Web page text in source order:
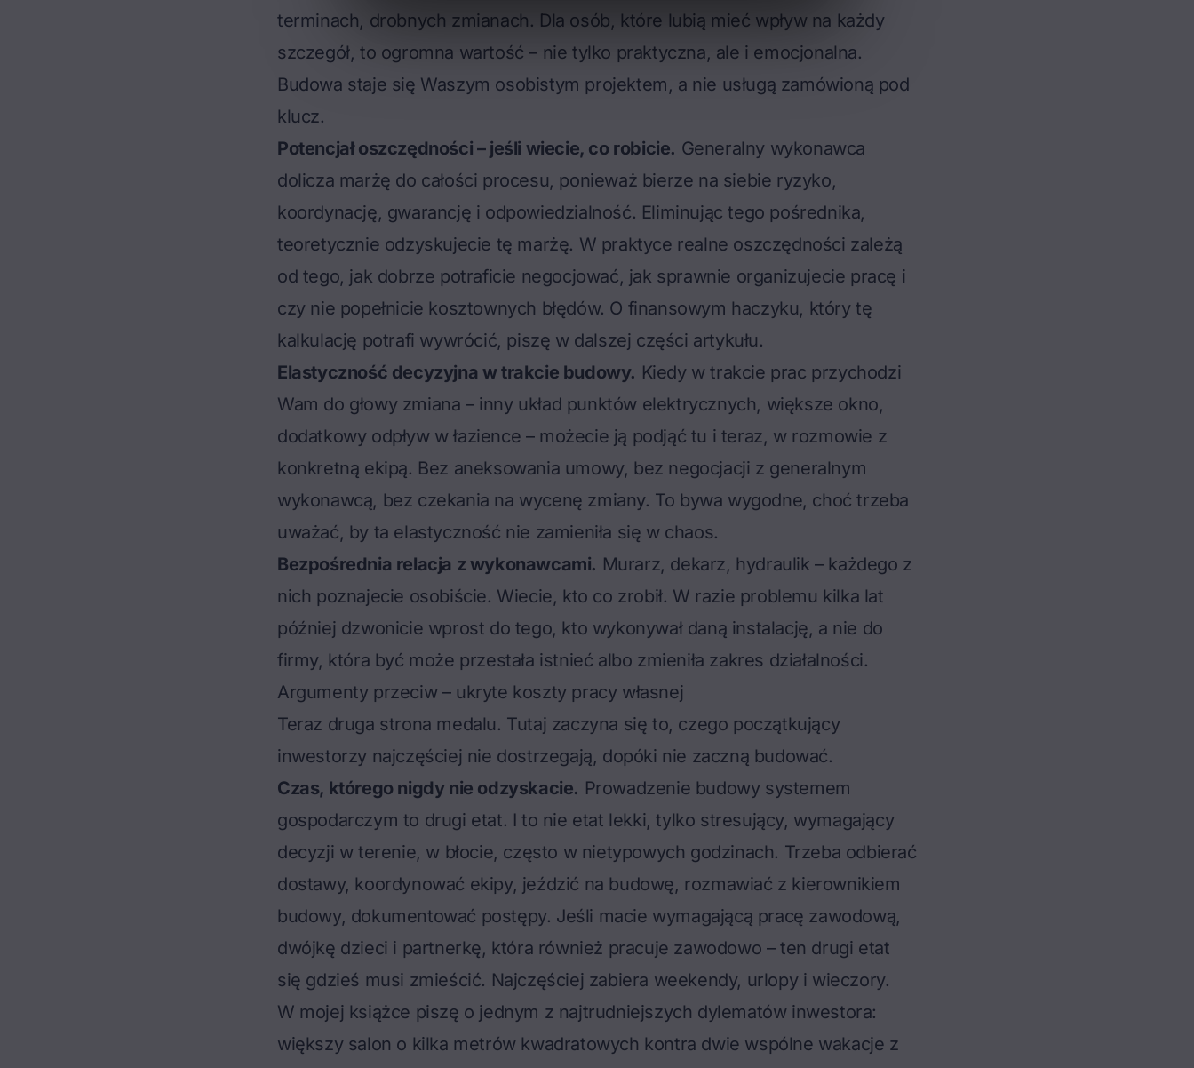
terminach, drobnych zmianach. Dla osób, które lubią mieć wpływ na każdy
szczegół, to ogromna wartość – nie tylko praktyczna, ale i emocjonalna.
Budowa staje się Waszym osobistym projektem, a nie usługą zamówioną pod
klucz.
Potencjał oszczędności – jeśli wiecie, co robicie. Generalny wykonawca
dolicza marżę do całości procesu, ponieważ bierze na siebie ryzyko,
koordynację, gwarancję i odpowiedzialność. Eliminując tego pośrednika,
teoretycznie odzyskujecie tę marżę. W praktyce realne oszczędności zależą
od tego, jak dobrze potraficie negocjować, jak sprawnie organizujecie pracę i
czy nie popełnicie kosztownych błędów. O finansowym haczyku, który tę
kalkulację potrafi wywrócić, piszę w dalszej części artykułu.
Elastyczność decyzyjna w trakcie budowy. Kiedy w trakcie prac przychodzi
Wam do głowy zmiana – inny układ punktów elektrycznych, większe okno,
dodatkowy odpływ w łazience – możecie ją podjąć tu i teraz, w rozmowie z
konkretną ekipą. Bez aneksowania umowy, bez negocjacji z generalnym
wykonawcą, bez czekania na wycenę zmiany. To bywa wygodne, choć trzeba
uważać, by ta elastyczność nie zamieniła się w chaos.
Bezpośrednia relacja z wykonawcami. Murarz, dekarz, hydraulik – każdego z
nich poznajecie osobiście. Wiecie, kto co zrobił. W razie problemu kilka lat
później dzwonicie wprost do tego, kto wykonywał daną instalację, a nie do
firmy, która być może przestała istnieć albo zmieniła zakres działalności.
Argumenty przeciw – ukryte koszty pracy własnej
Teraz druga strona medalu. Tutaj zaczyna się to, czego początkujący
inwestorzy najczęściej nie dostrzegają, dopóki nie zaczną budować.
Czas, którego nigdy nie odzyskacie. Prowadzenie budowy systemem
gospodarczym to drugi etat. I to nie etat lekki, tylko stresujący, wymagający
decyzji w terenie, w błocie, często w nietypowych godzinach. Trzeba odbierać
dostawy, koordynować ekipy, jeździć na budowę, rozmawiać z kierownikiem
budowy, dokumentować postępy. Jeśli macie wymagającą pracę zawodową,
dwójkę dzieci i partnerkę, która również pracuje zawodowo – ten drugi etat
się gdzieś musi zmieścić. Najczęściej zabiera weekendy, urlopy i wieczory.
W mojej książce piszę o jednym z najtrudniejszych dylematów inwestora:
większy salon o kilka metrów kwadratowych kontra dwie wspólne wakacje z